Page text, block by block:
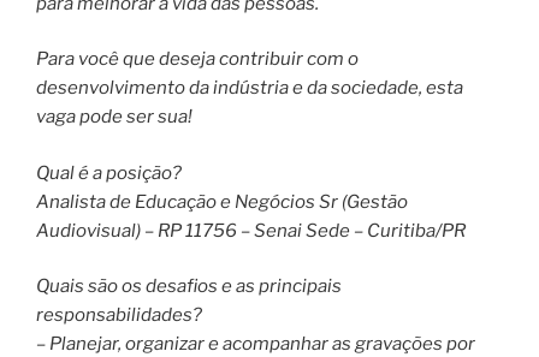
Para você que deseja contribuir com o
desenvolvimento da indústria e da sociedade, esta
vaga pode ser sua!
Qual é a posição?
Analista de Educação e Negócios Sr (Gestão
Audiovisual) – RP 11756 – Senai Sede – Curitiba/PR
Quais são os desafios e as principais
responsabilidades?
– Planejar, organizar e acompanhar as gravações por